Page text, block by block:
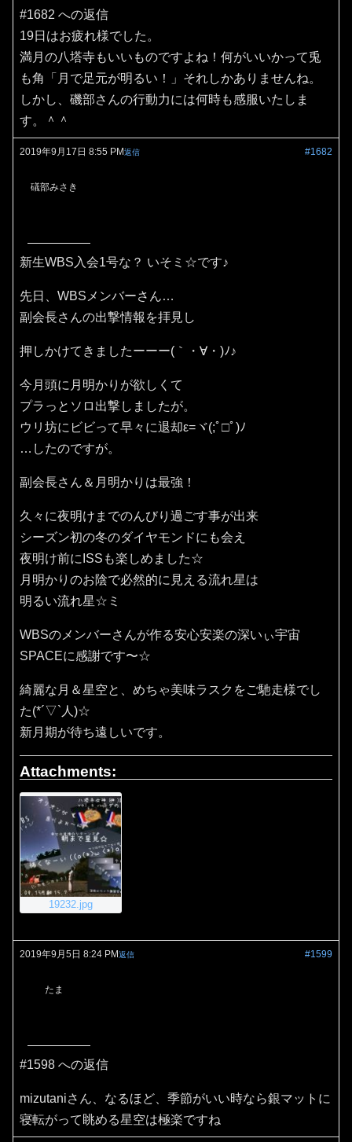
#1682 への返信
19日はお疲れ様でした。
満月の八塔寺もいいものですよね！何がいいかって兎
も角「月で足元が明るい！」それしかありませんね。
しかし、磯部さんの行動力には何時も感服いたしま
す。＾＾
2019年9月17日 8:55 PM #1682
返信
礒部みさき
新生WBS入会1号な？ いそミ☆です♪
先日、WBSメンバーさん…
副会長さんの出撃情報を拝見し
押しかけてきましたーーー(｀・∀・)ﾉ♪
今月頭に月明かりが欲しくて
プラっとソロ出撃しましたが。
ウリ坊にビビって早々に退却ε=ヾ(;ﾟ□ﾟ)ﾉ
…したのですが。
副会長さん＆月明かりは最強！
久々に夜明けまでのんびり過ごす事が出来
シーズン初の冬のダイヤモンドにも会え
夜明け前にISSも楽しめました☆
月明かりのお陰で必然的に見える流れ星は
明るい流れ星☆ミ
WBSのメンバーさんが作る安心安楽の深いぃ宇宙
SPACEに感謝です〜☆
綺麗な月＆星空と、めちゃ美味ラスクをご馳走様でし
た(*´▽`人)☆
新月期が待ち遠しいです。
Attachments:
19232.jpg
2019年9月5日 8:24 PM #1599
返信
たま
#1598 への返信
mizutaniさん、なるほど、季節がいい時なら銀マットに
寝転がって眺める星空は極楽ですね